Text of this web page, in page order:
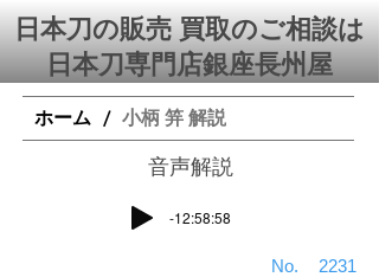
日本刀の販売 買取のご相談は
日本刀専門店銀座⻑州屋
ホーム / 小柄 笄 解説
​音声解説
-12:58:58
​No. 2231